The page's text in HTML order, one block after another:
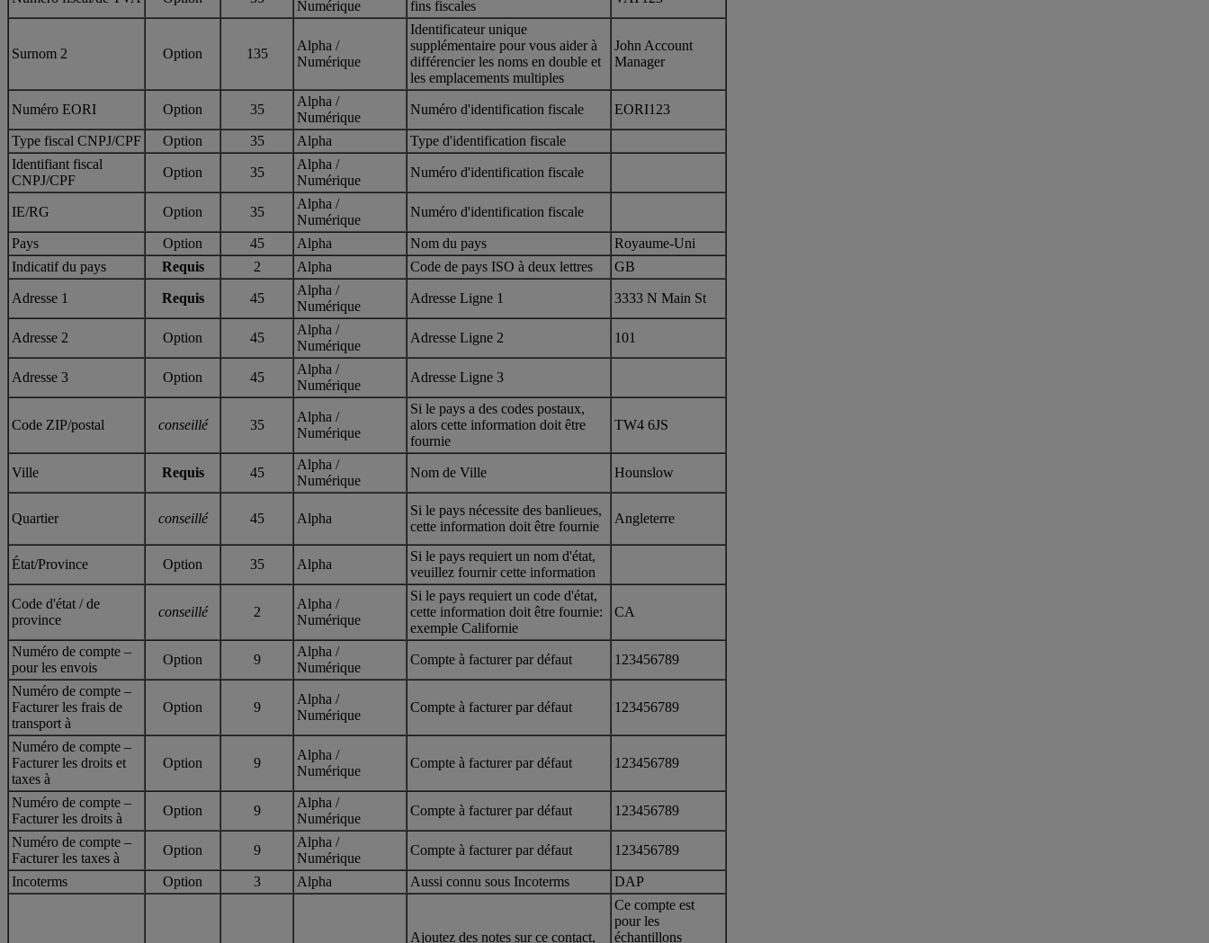
Numérique
fins fiscales
Surnom 2 Option 135
Alpha /
Numérique
Identificateur unique
supplémentaire pour vous aider à
différencier les noms en double et
les emplacements multiples
John Account
Manager
Numéro EORI Option 35
Alpha /
Numérique
Numéro d'identification fiscale EORI123
Type fiscal CNPJ/CPF Option 35 Alpha
Type d'identification fiscale
Identifiant fiscal
CNPJ/CPF
Option 35
Alpha /
Numérique
Numéro d'identification fiscale
IE/RG Option 35
Alpha /
Numérique
Numéro d'identification fiscale
Pays Option 45 Alpha Nom du pays
Royaume-Uni
Indicatif du pays
Requis 2 Alpha Code de pays ISO à deux lettres GB
Adresse 1 Requis 45
Alpha /
Numérique
Adresse Ligne 1 3333 N Main St
Adresse 2 Option 45
Alpha /
Numérique
Adresse Ligne 2 101
Adresse 3 Option 45
Alpha /
Numérique
Adresse Ligne 3
Code ZIP/postal conseillé 35
Alpha /
Numérique
Si le pays a des codes postaux,
alors cette information doit être
fournie
TW4 6JS
Ville Requis 45
Alpha /
Numérique
Nom de Ville Hounslow
Quartier conseillé 45 Alpha
Si le pays nécessite des banlieues,
cette information doit être fournie
Angleterre
État/Province Option 35 Alpha
Si le pays requiert un nom d'état,
veuillez fournir cette information
Code d'état / de
province
conseillé 2
Alpha /
Numérique
Si le pays requiert un code d'état,
cette information doit être fournie:
exemple Californie
CA
Numéro de compte –
pour les envois
Option 9
Alpha /
Numérique
Compte à facturer par défaut 123456789
Numéro de compte –
Facturer les frais de
transport à
Option 9
Alpha /
Numérique
Compte à facturer par défaut 123456789
Numéro de compte –
Facturer les droits et
taxes à
Option 9
Alpha /
Numérique
Compte à facturer par défaut 123456789
Numéro de compte –
Facturer les droits à
Option 9
Alpha /
Numérique
Compte à facturer par défaut 123456789
Numéro de compte –
Facturer les taxes à
Option 9
Alpha /
Numérique
Compte à facturer par défaut 123456789
Incoterms Option 3 Alpha Aussi connu sous Incoterms DAP
Ajoutez des notes sur ce contact,
Ce compte est
pour les
échantillons